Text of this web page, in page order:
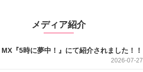
メディア紹介
『5時に夢中！』にて紹介されました！！
2026-07-27